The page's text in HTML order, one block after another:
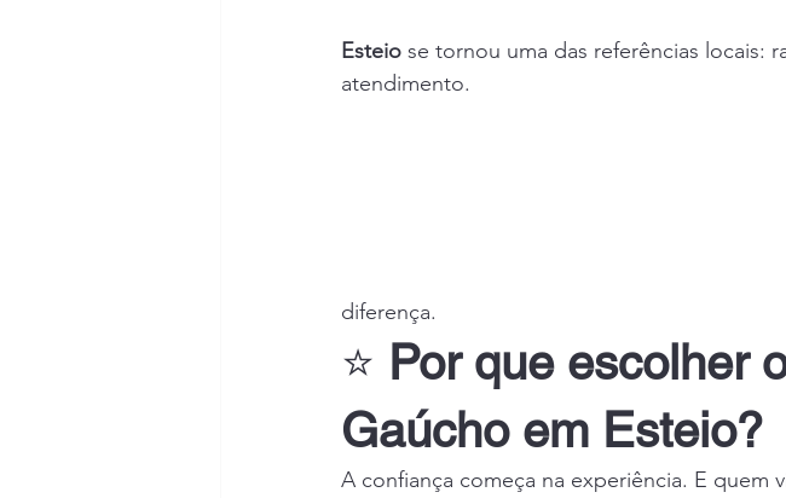
Esteio se tornou uma das referências locais:
atendimento.
diferença.
⭐ Por que escolher
Gaúcho em Esteio?
A confiança começa na experiência. E quem